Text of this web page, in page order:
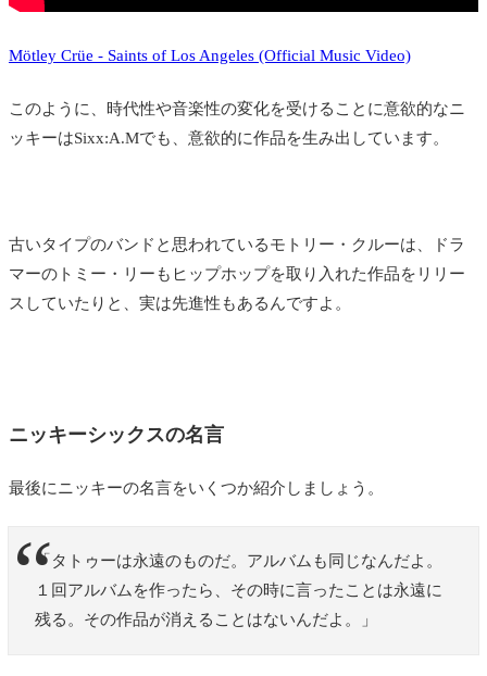
Mötley Crüe - Saints of Los Angeles (Official Music Video)
このように、時代性や音楽性の変化を受けることに意欲的なニ
ッキーはSixx:A.Mでも、意欲的に作品を生み出しています。
古いタイプのバンドと思われているモトリー・クルーは、ドラ
マーのトミー・リーもヒップホップを取り入れた作品をリリー
スしていたりと、実は先進性もあるんですよ。
ニッキーシックスの名言
最後にニッキーの名言をいくつか紹介しましょう。
「タトゥーは永遠のものだ。アルバムも同じなんだよ。
１回アルバムを作ったら、その時に言ったことは永遠に
残る。その作品が消えることはないんだよ。」